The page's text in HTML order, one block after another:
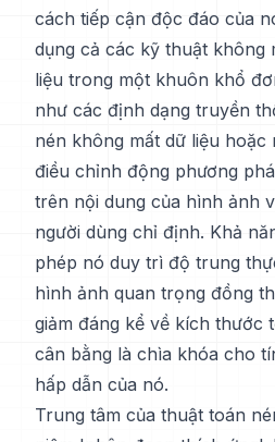
cách tiếp cận độc đáo của
dụng cả các kỹ thuật không
liệu trong một khuôn khổ
như các định dạng truyền
nén không mất dữ liệu hoặc
điều chỉnh động phương
trên nội dung của hình ảnh
người dùng chỉ định. Khả
phép nó duy trì độ trung
hình ảnh quan trọng đồng
giảm đáng kể về kích thước
cân bằng là chìa khóa cho
hấp dẫn của nó.
Trung tâm của thuật toán